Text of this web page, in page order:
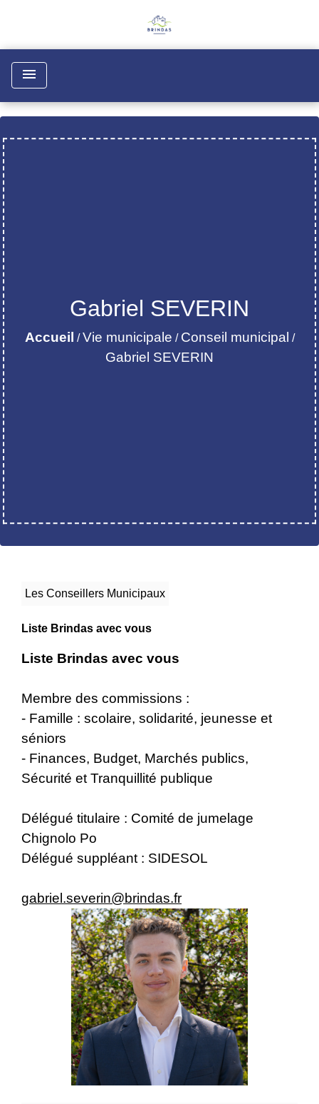
menu
Gabriel SEVERIN
Accueil /Vie municipale / Conseil municipal /
Gabriel SEVERIN
Les Conseillers Municipaux
Liste Brindas avec vous
Liste Brindas avec vous
Membre des commissions :
- Famille : scolaire, solidarité, jeunesse et
séniors
- Finances, Budget, Marchés publics,
Sécurité et Tranquillité publique
Délégué titulaire : Comité de jumelage
Chignolo Po
Délégué suppléant : SIDESOL
gabriel.severin@brindas.fr